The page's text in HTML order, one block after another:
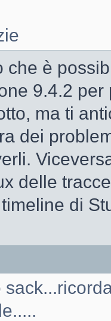
che è
9.4.2 per
ma ti
dei
delle
di